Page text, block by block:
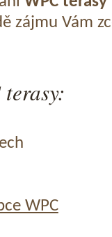
zájmu Vám
WPC